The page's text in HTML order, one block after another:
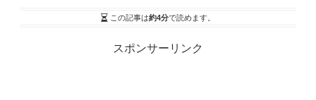
この記事は約4分で読めます。
スポンサーリンク